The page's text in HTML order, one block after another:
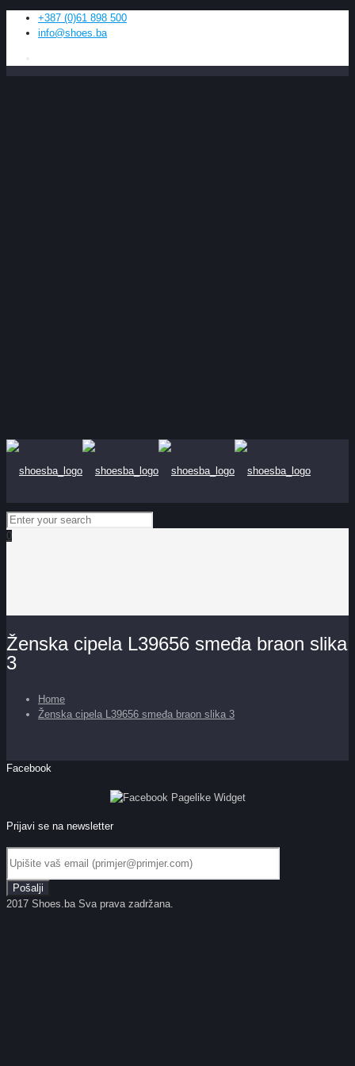
+387 (0)61 898 500
info@shoes.ba
0
Ženska cipela L39656 smeđa braon slika
3
Home
Ženska cipela L39656 smeđa braon slika 3
Facebook
Prijavi se na newsletter
2017 Shoes.ba Sva prava zadržana.